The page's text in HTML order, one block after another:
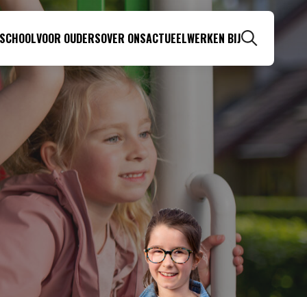
VOOR OUDERSOVER ONSACTUEELWERKEN BIJ
Zoeken